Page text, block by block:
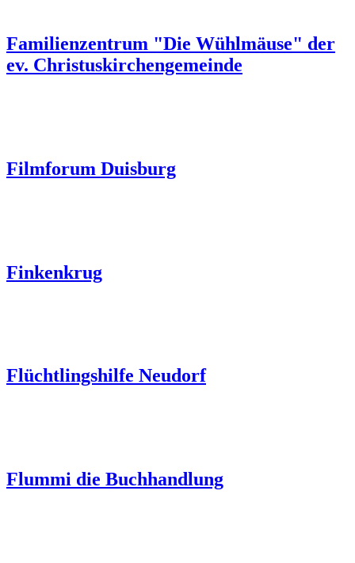
Familienzentrum "Die Wühlmäuse" der
ev. Christuskirchengemeinde
Filmforum Duisburg
Finkenkrug
Flüchtlingshilfe Neudorf
Flummi die Buchhandlung